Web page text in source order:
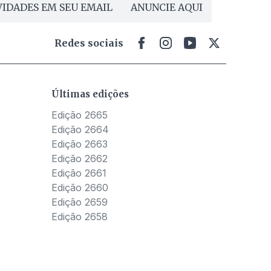
EM SEU EMAIL ANUNCIE AQUI
Redes sociais
Últimas edições
Edição 2665
Edição 2664
Edição 2663
Edição 2662
Edição 2661
Edição 2660
Edição 2659
Edição 2658